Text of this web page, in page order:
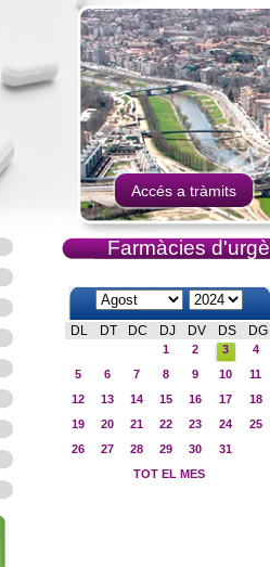
Accés a tràmits
Farmàcies
DL DT DC DJ DV DS DG
1 2 3
4
5
6 7 8 9 10
11
12
13 14 15 16 17
18
19
20 21 22 23 24
25
26
27 28 29 30
31
TOT EL MES